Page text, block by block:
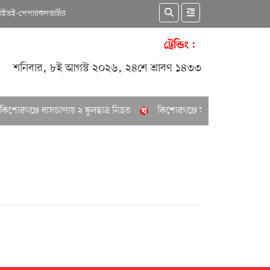
ই-পেপারকনভার্টার
ট্রেন্ডিং :
শনিবার, ৮ই আগস্ট ২০২৬, ২৪শে শ্রাবণ ১৪৩৩
বাসচাপায় ২ স্কুলছাত্র নিহত কিশোরগঞ্জে সাবেক পৌর মেয়রের